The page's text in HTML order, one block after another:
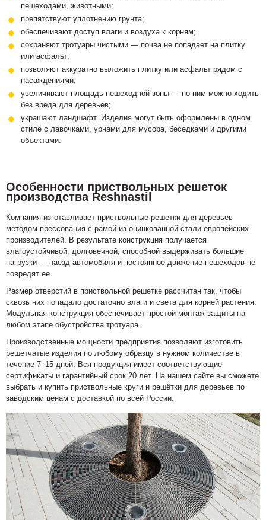
пешеходами, животными;
препятствуют уплотнению грунта;
обеспечивают доступ влаги и воздуха к корням;
сохраняют тротуары чистыми — почва не попадает на плитку
или асфальт;
позволяют аккуратно выложить плитку или асфальт рядом с
насаждениями;
увеличивают площадь пешеходной зоны — по ним можно ходить
без вреда для деревьев;
украшают ландшафт. Изделия могут быть оформлены в одном
стиле с лавочками, урнами для мусора, беседками и другими
объектами.
Особенности приствольных решеток
производства Reshnastil
Компания изготавливает приствольные решетки для деревьев
методом прессования с рамой из оцинкованной стали европейских
производителей. В результате конструкция получается
влагоустойчивой, долговечной, способной выдерживать большие
нагрузки — наезд автомобиля и постоянное движение пешеходов не
повредят ее.
Размер отверстий в приствольной решетке рассчитан так, чтобы
сквозь них попадало достаточно влаги и света для корней растения.
Модульная конструкция обеспечивает простой монтаж защиты на
любом этапе обустройства тротуара.
Производственные мощности предприятия позволяют изготовить
решетчатые изделия по любому образцу в нужном количестве в
течение 7–15 дней. Вся продукция имеет соответствующие
сертификаты и гарантийный срок 20 лет. На нашем сайте вы сможете
выбрать и купить приствольные круги и решётки для деревьев по
заводским ценам с доставкой по всей России.